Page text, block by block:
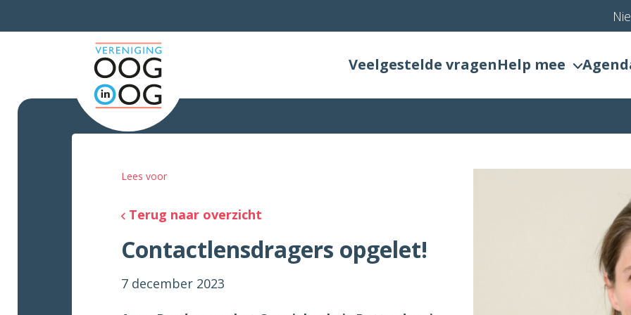
Veelgestelde vragenHelp mee
Lees voor
Terug naar overzicht
Contactlensdragers opgelet!
7 december 2023